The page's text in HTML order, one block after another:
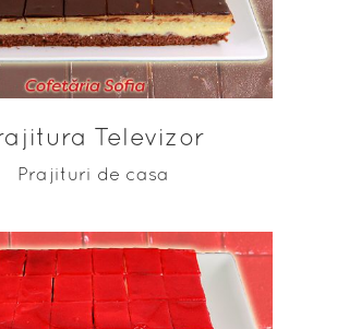
ADAUGĂ ÎN COȘ
Televizor
Prajituri de casa